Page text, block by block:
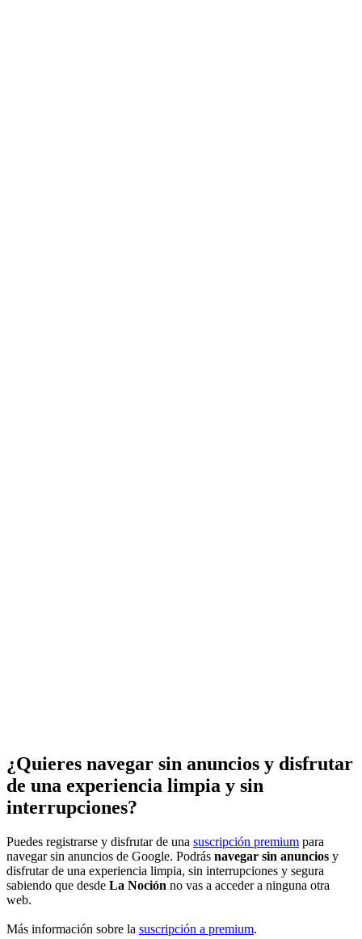
¿Quieres navegar sin anuncios y disfrutar
de una experiencia limpia y sin
interrupciones?
Puedes registrarse y disfrutar de una suscripción premium para
navegar sin anuncios de Google. Podrás navegar sin anuncios y
disfrutar de una experiencia limpia, sin interrupciones y segura
sabiendo que desde La Noción no vas a acceder a ninguna otra
web.
Más información sobre la suscripción a premium.